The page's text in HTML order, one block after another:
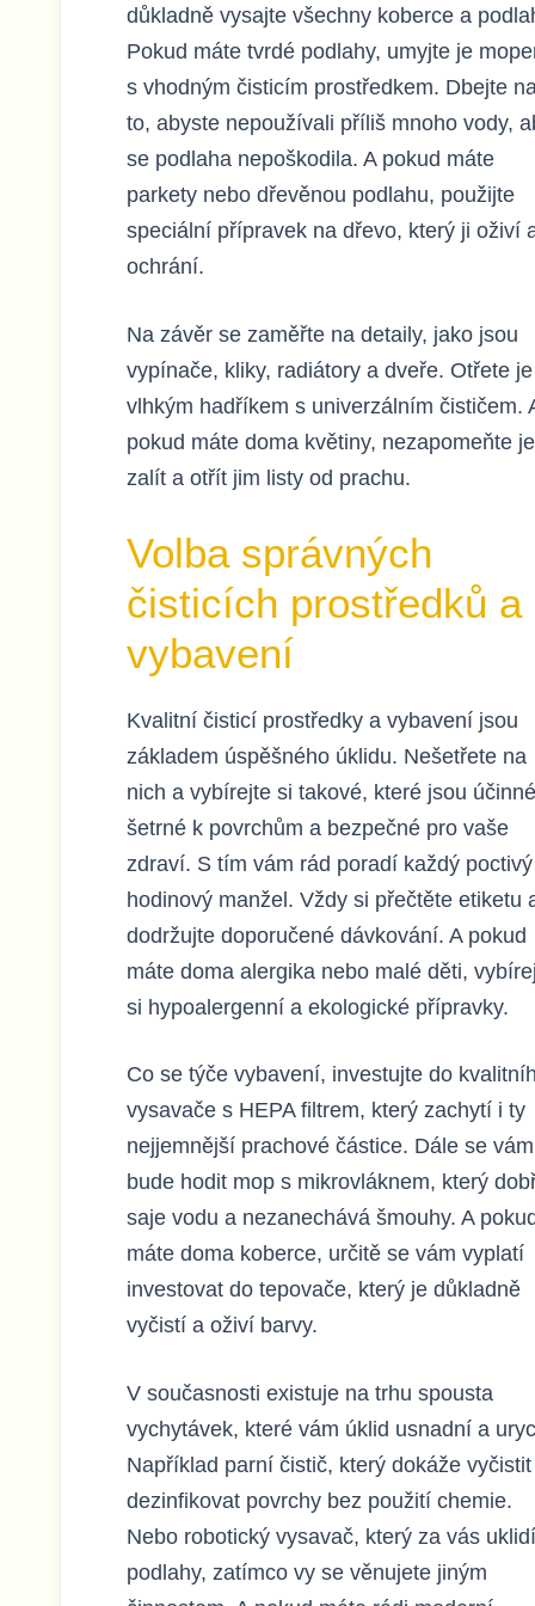
důkladně vysajte všechny koberce a
Pokud máte tvrdé podlahy, umyjte je
s vhodným čisticím prostředkem. Dbejte
to, abyste nepoužívali příliš mnoho vody,
se podlaha nepoškodila. A pokud máte
parkety nebo dřevěnou podlahu, použijte
speciální přípravek na dřevo, který ji oživí
ochrání.
Na závěr se zaměřte na detaily, jako jsou
vypínače, kliky, radiátory a dveře. Otřete je
vlhkým hadříkem s univerzálním čističem.
pokud máte doma květiny, nezapomeňte je
zalít a otřít jim listy od prachu.
Volba správných
čisticích prostředků a
vybavení
Kvalitní čisticí prostředky a vybavení jsou
základem úspěšného úklidu. Nešetřete na
nich a vybírejte si takové, které jsou
šetrné k povrchům a bezpečné pro vaše
zdraví. S tím vám rád poradí každý poctivý
hodinový manžel. Vždy si přečtěte etiketu
dodržujte doporučené dávkování. A pokud
máte doma alergika nebo malé děti,
si hypoalergenní a ekologické přípravky.
Co se týče vybavení, investujte do
vysavače s HEPA filtrem, který zachytí i ty
nejjemnější prachové částice. Dále se vám
bude hodit mop s mikrovláknem, který
saje vodu a nezanechává šmouhy. A
máte doma koberce, určitě se vám vyplatí
investovat do tepovače, který je důkladně
vyčistí a oživí barvy.
V současnosti existuje na trhu spousta
vychytávek, které vám úklid usnadní a
Například parní čistič, který dokáže
dezinfikovat povrchy bez použití chemie.
Nebo robotický vysavač, který za vás uklidí
podlahy, zatímco vy se věnujete jiným